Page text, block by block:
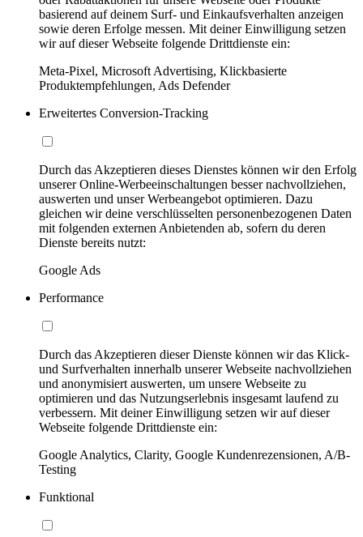
basierend auf deinem Surf- und Einkaufsverhalten anzeigen
sowie deren Erfolge messen. Mit deiner Einwilligung setzen
wir auf dieser Webseite folgende Drittdienste ein:
Meta-Pixel, Microsoft Advertising, Klickbasierte
Produktempfehlungen, Ads Defender
Erweitertes Conversion-Tracking
Durch das Akzeptieren dieses Dienstes können wir den Erfolg
unserer Online-Werbeeinschaltungen besser nachvollziehen,
auswerten und unser Werbeangebot optimieren. Dazu
gleichen wir deine verschlüsselten personenbezogenen Daten
mit folgenden externen Anbietenden ab, sofern du deren
Dienste bereits nutzt:
Google Ads
Performance
Durch das Akzeptieren dieser Dienste können wir das Klick-
und Surfverhalten innerhalb unserer Webseite nachvollziehen
und anonymisiert auswerten, um unsere Webseite zu
optimieren und das Nutzungserlebnis insgesamt laufend zu
verbessern. Mit deiner Einwilligung setzen wir auf dieser
Webseite folgende Drittdienste ein:
Google Analytics, Clarity, Google Kundenrezensionen, A/B-
Testing
Funktional